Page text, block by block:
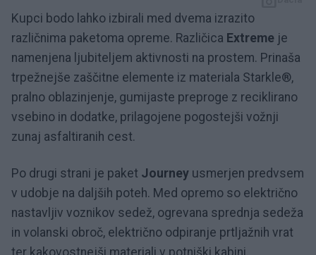
Kupci bodo lahko izbirali med dvema izrazito
različnima paketoma opreme. Različica Extreme je
namenjena ljubiteljem aktivnosti na prostem. Prinaša
trpežnejše zaščitne elemente iz materiala Starkle®,
pralno oblazinjenje, gumijaste preproge z reciklirano
vsebino in dodatke, prilagojene pogostejši vožnji
zunaj asfaltiranih cest.
Po drugi strani je paket Journey usmerjen predvsem
v udobje na daljših poteh. Med opremo so električno
nastavljiv voznikov sedež, ogrevana sprednja sedeža
in volanski obroč, električno odpiranje prtljažnih vrat
ter kakovostnejši materiali v potniški kabini.